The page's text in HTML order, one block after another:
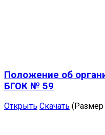
Положение об
БГОК № 59
Открыть Скачать (Размер